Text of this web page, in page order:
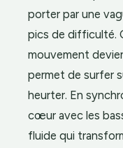
porter par une
pics de difficulté.
mouvement
permet de surfer
heurter. En
cœur avec les
fluide qui